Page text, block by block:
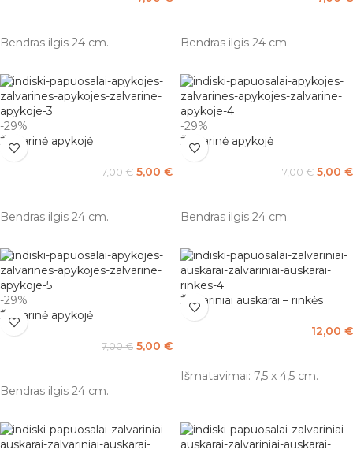
Bendras ilgis 24 cm. Bendras ilgis 24 cm.
-29%
Žalvarinė apykojė
7,00€ 5,00 €
Bendras ilgis 24 cm.
-29%
Žalvarinė apykojė
7,00€ 5,00 €
Bendras ilgis 24 cm.
-29%
Žalvarinė apykojė
7,00€ 5,00 €
Bendras ilgis 24 cm.
Žalvariniai auskarai – rinkės
12,00 €
Išmatavimai: 7,5 x 4,5 cm.